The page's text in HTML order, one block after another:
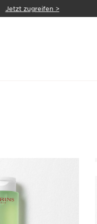
Jetzt zugreifen >